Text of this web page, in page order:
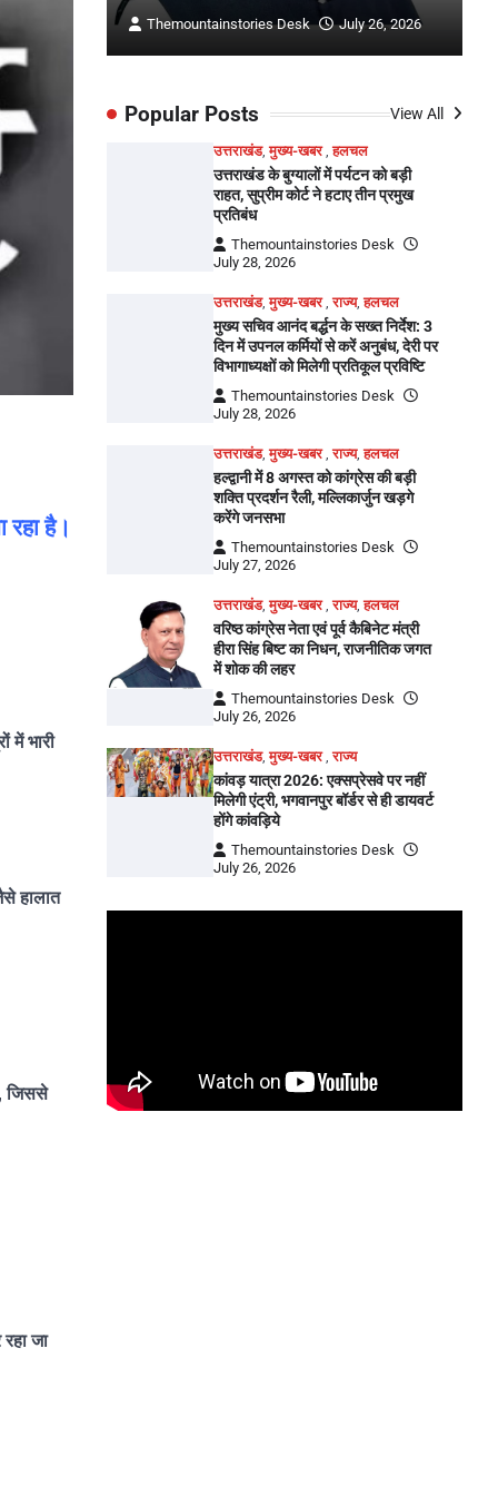
है।
में भारी
हालात
जिससे
जा
26, 2026 Themountainstories Desk July 26, 2026
Popular Posts View All
उत्तराखंड,मुख्य-खबर,हलचल
उत्तराखंड के बुग्यालों में पर्यटन को बड़ी
राहत, सुप्रीम कोर्ट ने हटाए तीन प्रमुख
प्रतिबंध
Themountainstories Desk
July 28, 2026
उत्तराखंड,मुख्य-खबर,राज्य,हलचल
मुख्य सचिव आनंद बर्द्धन के सख्त निर्देश: 3
दिन में उपनल कर्मियों से करें अनुबंध, देरी पर
विभागाध्यक्षों को मिलेगी प्रतिकूल प्रविष्टि
Themountainstories Desk
July 28, 2026
उत्तराखंड,मुख्य-खबर,राज्य,हलचल
हल्द्वानी में 8 अगस्त को कांग्रेस की बड़ी
शक्ति प्रदर्शन रैली, मल्लिकार्जुन खड़गे
करेंगे जनसभा
Themountainstories Desk
July 27, 2026
उत्तराखंड,मुख्य-खबर,राज्य,हलचल
वरिष्ठ कांग्रेस नेता एवं पूर्व कैबिनेट मंत्री
हीरा सिंह बिष्ट का निधन, राजनीतिक जगत
में शोक की लहर
Themountainstories Desk
July 26, 2026
उत्तराखंड,मुख्य-खबर,राज्य
कांवड़ यात्रा 2026: एक्सप्रेसवे पर नहीं
मिलेगी एंट्री, भगवानपुर बॉर्डर से ही डायवर्ट
होंगे कांवड़िये
Themountainstories Desk
July 26, 2026